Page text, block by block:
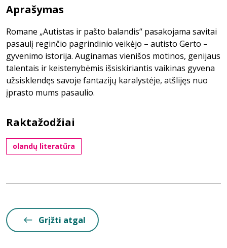
Aprašymas
Romane „Autistas ir pašto balandis“ pasakojama savitai
pasaulį reginčio pagrindinio veikėjo – autisto Gerto –
gyvenimo istorija. Auginamas vienišos motinos, genijaus
talentais ir keistenybėmis išsiskiriantis vaikinas gyvena
užsisklendęs savoje fantazijų karalystėje, atšlijęs nuo
įprasto mums pasaulio.
Raktažodžiai
olandų literatūra
Grįžti atgal